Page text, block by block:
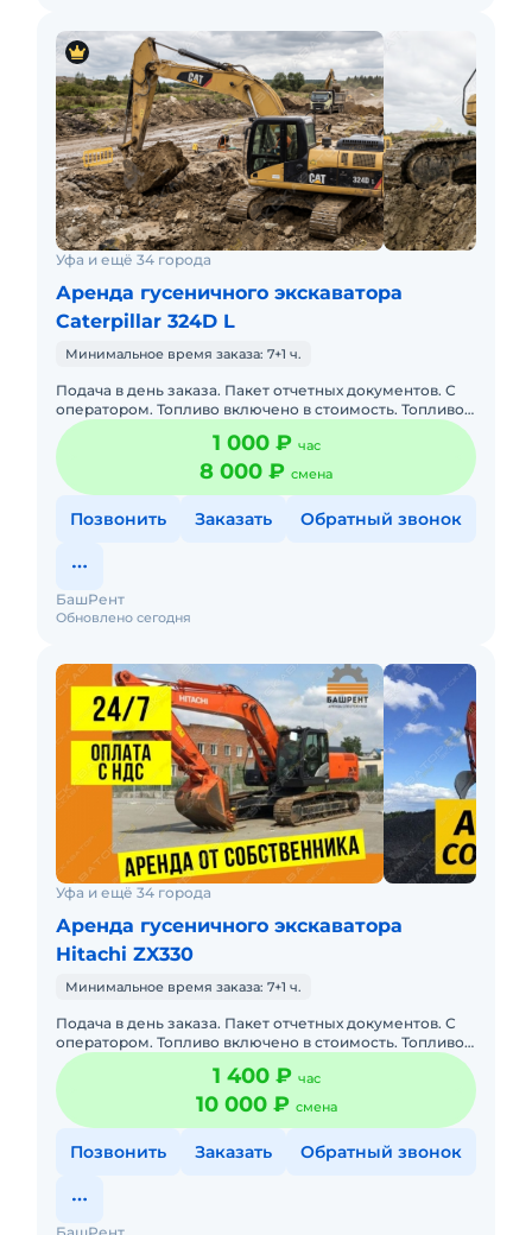
Уфа и ещё 34 города
Аренда гусеничного экскаватора
Caterpillar 324D L
Минимальное время заказа: 7+1 ч.
Подача в день заказа. Пакет отчетных документов. С
оператором. Топливо включено в стоимость. Топливо
оплачивается отдельно. Долгосрочная аренда.
Краткосрочная а
1 000 ₽ час
8 000 ₽ смена
Позвонить Заказать Обратный звонок
Обновлено сегодня
БашРент
Уфа и ещё 34 города
Аренда гусеничного экскаватора
Hitachi ZX330
Минимальное время заказа: 7+1 ч.
Подача в день заказа. Пакет отчетных документов. С
оператором. Топливо включено в стоимость. Топливо
оплачивается отдельно. Долгосрочная аренда.
Краткосрочная а
1 400 ₽ час
10 000 ₽ смена
Позвонить Заказать Обратный звонок